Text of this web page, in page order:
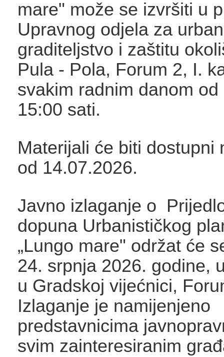
mare" može se izvršiti u
Upravnog odjela za
graditeljstvo i zaštitu
Pula - Pola, Forum 2, I.
svakim radnim danom od
15:00 sati.
Materijali će biti dostupni
od 14.07.2026.
Javno izlaganje o
dopuna Urbanističkog
„Lungo mare" održat će
24. srpnja 2026. godine,
u Gradskoj vijećnici,
Izlaganje je namijenjeno
predstavnicima
svim zainteresiranim